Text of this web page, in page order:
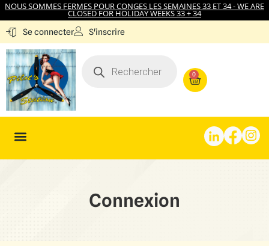
NOUS SOMMES FERMES POUR CONGES LES SEMAINES 33 ET 34 - WE ARE
CLOSED FOR HOLIDAY WEEKS 33 + 34
Se connecter S'inscrire
0
Connexion